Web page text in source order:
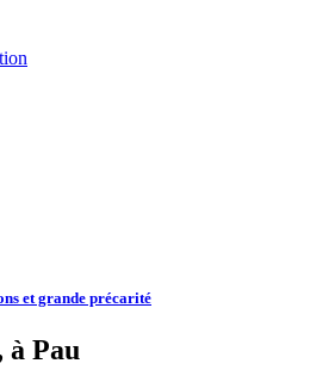
et grande précarité
à Pau